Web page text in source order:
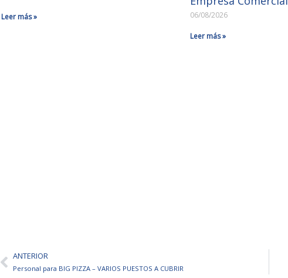
Leer más » 06/08/2026
Leer más »
AntANTERIOR
Personal para BIG PIZZA – VARIOS PUESTOS A CUBRIR